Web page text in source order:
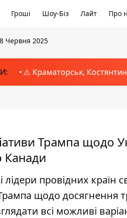
Гроші Шоу-Біз Лайт Про
Червня 2025
⚠️ Краматорськ,
Трампа щодо
Канади
лідери провідних країн
щодо досягнення
всі можливі